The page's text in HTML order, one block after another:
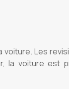
voiture. Les
la voiture est